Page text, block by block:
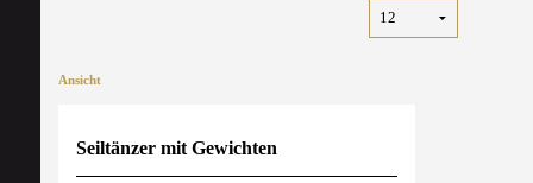
Ansicht
Seiltänzer mit Gewichten